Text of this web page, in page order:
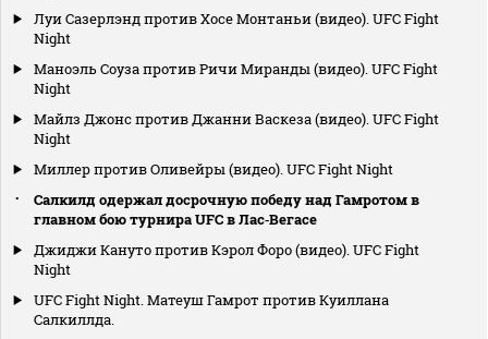
Луи Сазерлэнд против Хосе Монтаньи (видео). UFC Fight
Night
Маноэль Соуза против Ричи Миранды (видео). UFC Fight
Night
Майлз Джонс против Джанни Васкеза (видео). UFC Fight
Night
Миллер против Оливейры (видео). UFC Fight Night
Салкилд одержал досрочную победу над Гамротом в
главном бою турнира UFC в Лас‑Вегасе
Джиджи Кануто против Кэрол Форо (видео). UFC Fight
Night
UFC Fight Night. Матеуш Гамрот против Куиллана
Салкиллда.